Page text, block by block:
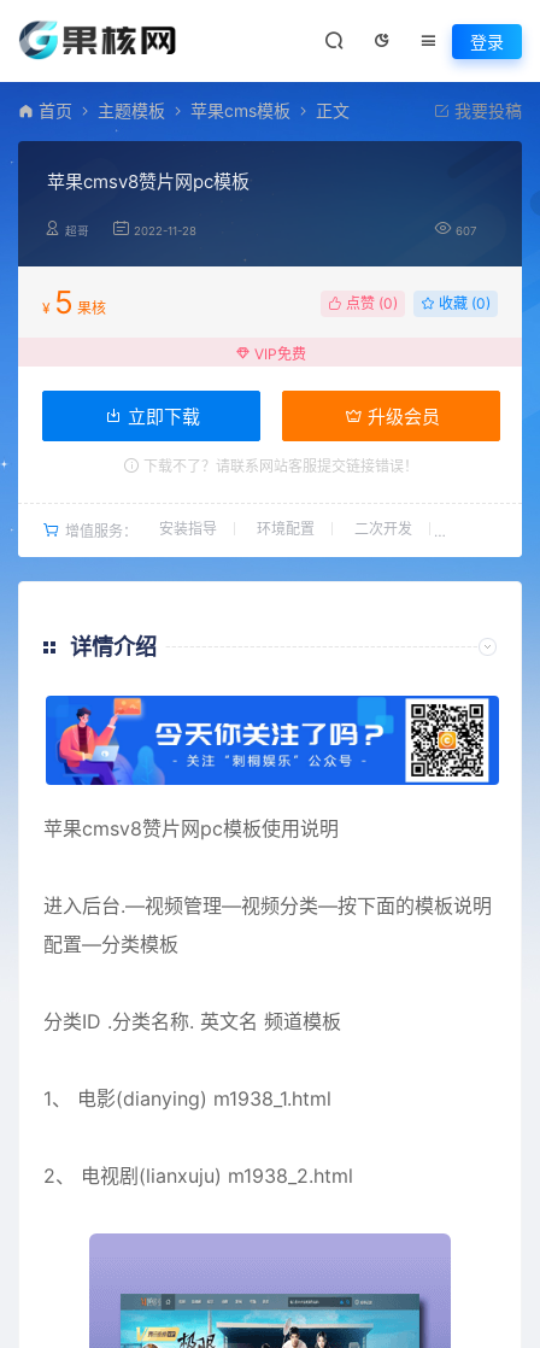
登录
首页 主题模板 苹果cms模板 正文 我要投稿
苹果cmsv8赞片网pc模板
超哥 2022-11-28 607
¥ 5 果核 点赞 (0) 收藏 (0)
VIP免费
立即下载 升级会员
下载不了？请联系网站客服提交链接错误！
增值服务： 安装指导 环境配置 二次开发
详情介绍
苹果cmsv8赞片网pc模板使用说明
进入后台.—视频管理—视频分类—按下面的模板说明
配置—分类模板
分类ID .分类名称. 英文名 频道模板
1、 电影(dianying) m1938_1.html
2、 电视剧(lianxuju) m1938_2.html